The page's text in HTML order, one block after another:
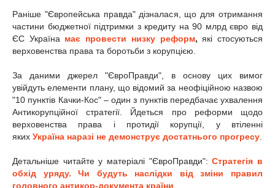
Раніше "Європейська правда" дізналася, що для отримання
частини бюджетної підтримки з кредиту на 90 млрд євро від
ЄС Україна має провести низку реформ, які стосуються
верховенства права та боротьби з корупцією.
За даними джерел "ЄвроПравди", в основу цих вимог
увійдуть елементи плану, що відомий за неофіційною назвою
"10 пунктів Качки-Кос" – один з пунктів передбачає ухвалення
Антикорупційної стратегії. Йдеться про реформи щодо
верховенства права і протидії корупції, у втіленні
яких Україна наразі не демонструє достатнього прогресу.
Детальніше читайте у матеріалі "ЄвроПравди":Стратегія в
обхід уряду. Чи будуть наслідки від зміни правил
головного антикор-документа країни.